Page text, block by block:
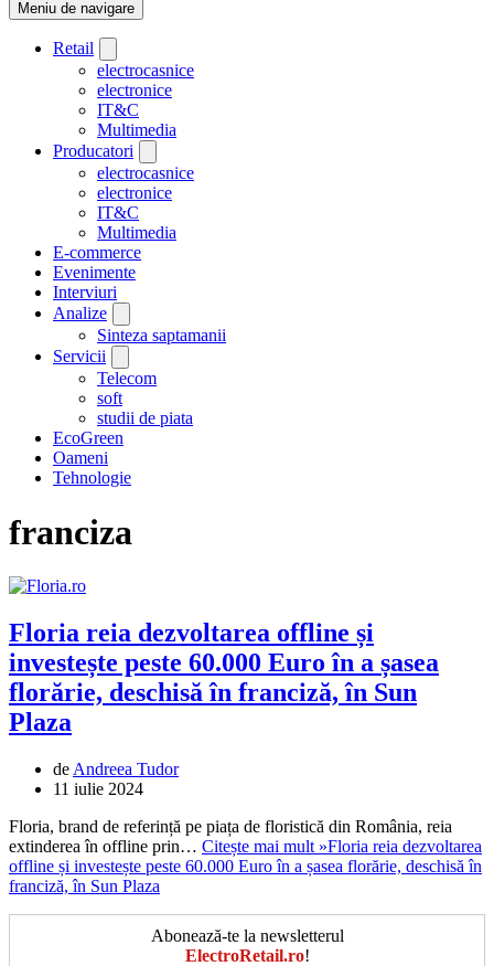
Meniu de navigare
Retail
electrocasnice
electronice
IT&C
Multimedia
Producatori
electrocasnice
electronice
IT&C
Multimedia
E-commerce
Evenimente
Interviuri
Analize
Sinteza saptamanii
Servicii
Telecom
soft
studii de piata
EcoGreen
Oameni
Tehnologie
franciza
Floria reia dezvoltarea offline și
investește peste 60.000 Euro în a șasea
florărie, deschisă în franciză, în Sun
Plaza
de Andreea Tudor
11 iulie 2024
Floria, brand de referință pe piața de floristică din România, reia
extinderea în offline prin… Citește mai mult »Floria reia dezvoltarea
offline și investește peste 60.000 Euro în a șasea florărie, deschisă în
franciză, în Sun Plaza
Abonează-te la newsletterul
ElectroRetail.ro!